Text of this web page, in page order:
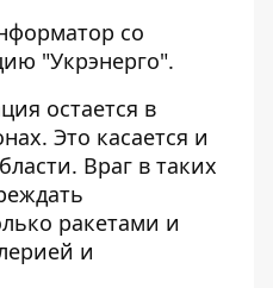
со
"Укрэнерго".
остается в
Это касается и
Враг в таких
ракетами и
и